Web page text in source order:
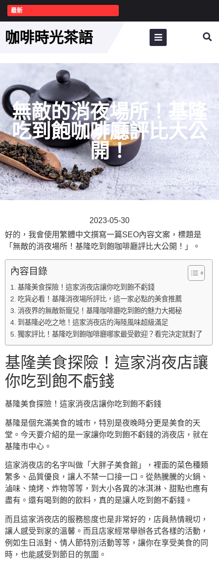
最新
咖啡時光茶語
無敵的消夜場所！基隆
吃到飽咖啡廳評比大公
開！
2023-05-30
好的，我會使用繁體中文撰寫一篇SEO內容文案，標題是
「無敵的消夜場所！基隆吃到飽咖啡廳評比大公開！」。
內容目錄
基隆美食探險！這家消夜店讓你吃到飽不虧錢
吃貨必看！基隆消夜場所評比，這一家必點的美食推薦
消夜界的無敵新寵兒！基隆咖啡廳吃到飽的魅力大揭秘
到基隆必吃之地！這家消夜店的海陸風味超級滿足
獨家評比！基隆吃到飽咖啡廳哪家最受歡迎？看完決定就對了
基隆美食探險！這家消夜店讓
你吃到飽不虧錢
基隆美食探險！這家消夜店讓你吃到飽不虧錢
基隆是個充滿美食的城市，特別是夜晚時分更是美食的天
堂。今天要介紹的是一家讓你吃到飽不虧錢的消夜店，就在
基隆市中心。
這家消夜店的名字叫做「大胖子美食館」，裡面的菜色種類
繁多、品質優良，讓人不禁一口接一口。從熱騰騰的火鍋、
滷味、燒烤、炸物等等，到大小各異的冰淇淋、甜點也應有
盡有。還有喝到飽的飲料，真的是讓人吃到飽不虧錢。
而且這家消夜店的服務態度也是非常好的，店員熱情親切，
讓人感受到家的溫馨。而且店家經常舉辦各式各樣的活動，
例如生日派對、情人節特別活動等等，讓你在享受美食的同
時，也能感受到節日的氛圍。